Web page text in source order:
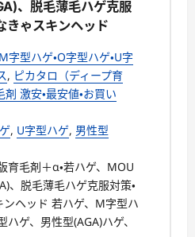
、脱毛薄毛ハゲ克服
きゃスキンヘッド
M字型ハゲ・O字型ハゲ・U字
, ピカタロ（ディープ育
剤 激安・最安値・お買い
, U字型ハゲ, 男性型
育毛剤＋α・若ハゲ、MOU
、脱毛薄毛ハゲ克服対策・
ヘッド 若ハゲ、M字型ハ
ゲ、男性型(AGA)ハゲ、